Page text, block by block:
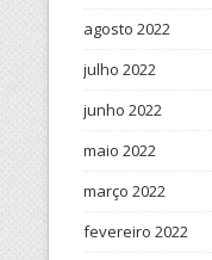
agosto 2022
julho 2022
junho 2022
maio 2022
março 2022
fevereiro 2022